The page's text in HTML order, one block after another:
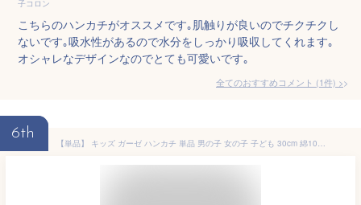
子コロン
こちらのハンカチがオススメです｡肌触りが良いのでチクチクし
ないです｡吸水性があるので水分をしっかり吸収してくれます｡
オシャレなデザインなのでとても可愛いです｡
全てのおすすめコメント (1件) >
6th
【単品】 キッズ ガーゼ ハンカチ 単品 男の子 女の子 子ども 30cm 綿100% ポリエステル 乗り物 車 れっしゃ 電車 宇宙 可愛い お礼 お祝い ギフト 誕生日 プレゼント 入園 卒園